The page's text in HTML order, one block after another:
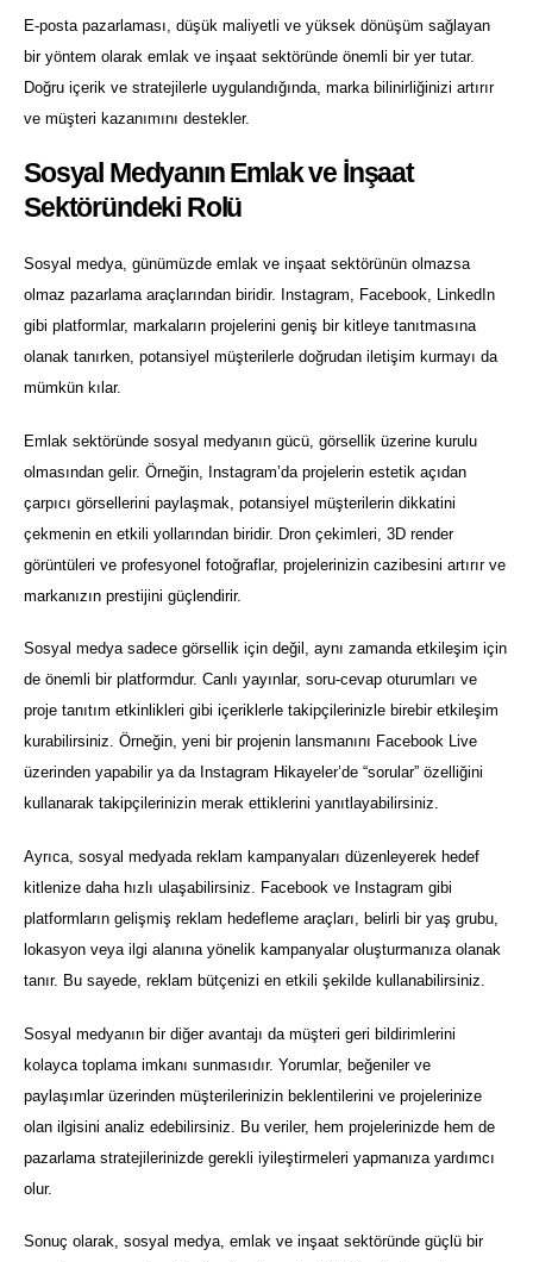
E-posta pazarlaması, düşük maliyetli ve yüksek dönüşüm sağlayan
bir yöntem olarak emlak ve inşaat sektöründe önemli bir yer tutar.
Doğru içerik ve stratejilerle uygulandığında, marka bilinirliğinizi artırır
ve müşteri kazanımını destekler.
Sosyal Medyanın Emlak ve İnşaat
Sektöründeki Rolü
Sosyal medya, günümüzde emlak ve inşaat sektörünün olmazsa
olmaz pazarlama araçlarından biridir. Instagram, Facebook, LinkedIn
gibi platformlar, markaların projelerini geniş bir kitleye tanıtmasına
olanak tanırken, potansiyel müşterilerle doğrudan iletişim kurmayı da
mümkün kılar.
Emlak sektöründe sosyal medyanın gücü, görsellik üzerine kurulu
olmasından gelir. Örneğin, Instagram’da projelerin estetik açıdan
çarpıcı görsellerini paylaşmak, potansiyel müşterilerin dikkatini
çekmenin en etkili yollarından biridir. Dron çekimleri, 3D render
görüntüleri ve profesyonel fotoğraflar, projelerinizin cazibesini artırır ve
markanızın prestijini güçlendirir.
Sosyal medya sadece görsellik için değil, aynı zamanda etkileşim için
de önemli bir platformdur. Canlı yayınlar, soru-cevap oturumları ve
proje tanıtım etkinlikleri gibi içeriklerle takipçilerinizle birebir etkileşim
kurabilirsiniz. Örneğin, yeni bir projenin lansmanını Facebook Live
üzerinden yapabilir ya da Instagram Hikayeler’de “sorular” özelliğini
kullanarak takipçilerinizin merak ettiklerini yanıtlayabilirsiniz.
Ayrıca, sosyal medyada reklam kampanyaları düzenleyerek hedef
kitlenize daha hızlı ulaşabilirsiniz. Facebook ve Instagram gibi
platformların gelişmiş reklam hedefleme araçları, belirli bir yaş grubu,
lokasyon veya ilgi alanına yönelik kampanyalar oluşturmanıza olanak
tanır. Bu sayede, reklam bütçenizi en etkili şekilde kullanabilirsiniz.
Sosyal medyanın bir diğer avantajı da müşteri geri bildirimlerini
kolayca toplama imkanı sunmasıdır. Yorumlar, beğeniler ve
paylaşımlar üzerinden müşterilerinizin beklentilerini ve projelerinize
olan ilgisini analiz edebilirsiniz. Bu veriler, hem projelerinizde hem de
pazarlama stratejilerinizde gerekli iyileştirmeleri yapmanıza yardımcı
olur.
Sonuç olarak, sosyal medya, emlak ve inşaat sektöründe güçlü bir